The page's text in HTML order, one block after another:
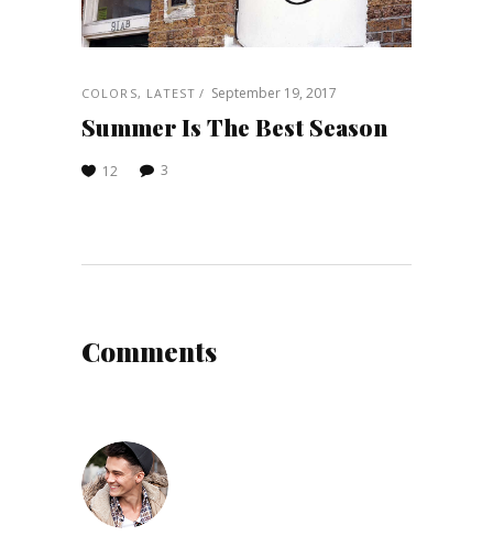
COLORS, LATEST September 19, 2017
Summer Is The Best Season
12 3
Comments